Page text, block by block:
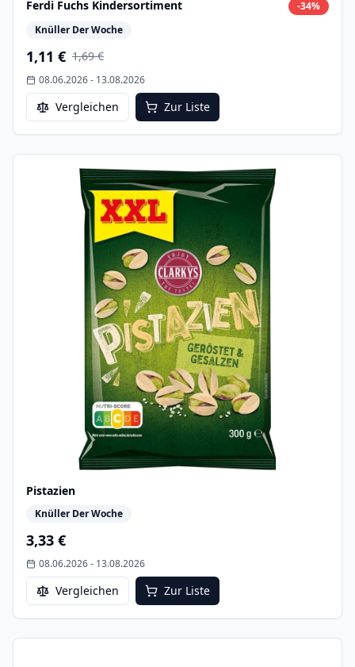
Ferdi Fuchs Kindersortiment -34%
Knüller Der Woche
1,11 € 1,69 €
08.06.2026- 13.08.2026
Vergleichen Zur Liste
Pistazien
Knüller Der Woche
3,33 €
08.06.2026- 13.08.2026
Vergleichen Zur Liste